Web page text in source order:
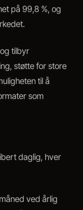
på 99,8 %, og
tilbyr
støtte for store
til å
som
daglig, hver
ved årlig